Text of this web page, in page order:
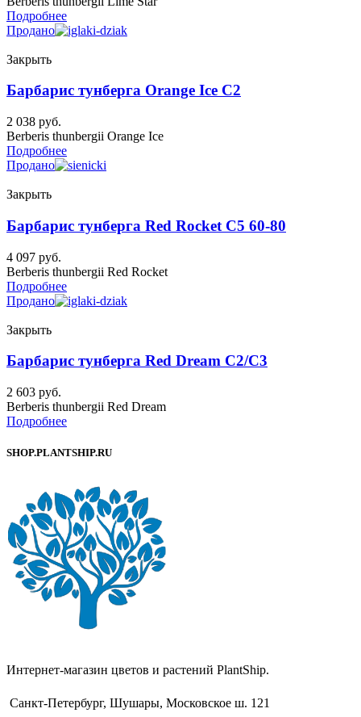
Подробнее
Продано
Закрыть
Барбарис тунберга Orange Ice C2
2 038 руб.
Berberis thunbergii Orange Ice
Подробнее
Продано
Закрыть
Барбарис тунберга Red Rocket C5 60-80
4 097 руб.
Berberis thunbergii Red Rocket
Подробнее
Продано
Закрыть
Барбарис тунберга Red Dream C2/C3
2 603 руб.
Berberis thunbergii Red Dream
Подробнее
SHOP.PLANTSHIP.RU
Интернет-магазин цветов и растений PlantShip.
Санкт-Петербург, Шушары, Московское ш. 121